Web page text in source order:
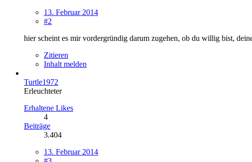
13. Februar 2014
#2
hier scheint es mir vordergründig darum zugehen, ob du willig bist,
Zitieren
Inhalt melden
Turtle1972
Erleuchteter
Erhaltene Likes
4
Beiträge
3.404
13. Februar 2014